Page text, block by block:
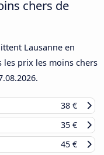
chers de
Lausanne en
prix les moins chers
.
38 €
35 €
45 €